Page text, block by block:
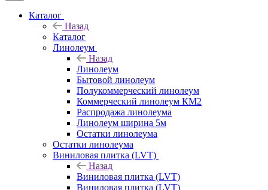
Каталог
Назад
Каталог
Линолеум
Назад
Линолеум
Бытовой линолеум
Полукоммерческий линолеум
Коммерческий линолеум КМ2
Распродажа линолеума
Линолеум ширина 5м
Остатки линолеума
Остатки линолеума
Виниловая плитка (LVT)
Назад
Виниловая плитка (LVT)
Виниловая плитка (LVT)